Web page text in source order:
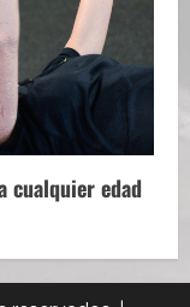
cualquier edad